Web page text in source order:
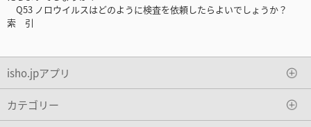
Q53 ノロウイルスはどのように検査を依頼したらよいでしょうか？
索 引
isho.jpアプリ
カテゴリー